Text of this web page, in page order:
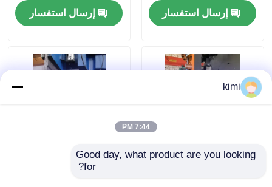
اتصل بنا
أخبار
القضايا
إرسال استفسار
إرسال استفسار
أدوات الفرامل
kimi
7:44 PM
Good day, what product are you looking
for?